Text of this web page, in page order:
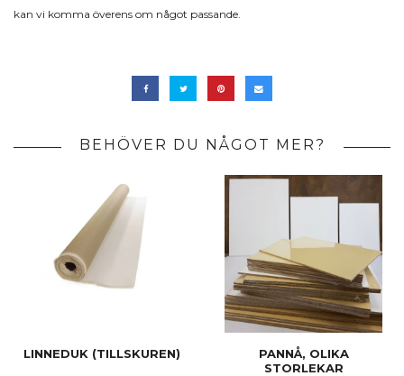
kan vi komma överens om något passande.
BEHÖVER DU NÅGOT MER?
LINNEDUK (TILLSKUREN)
PANNÅ, OLIKA
STORLEKAR